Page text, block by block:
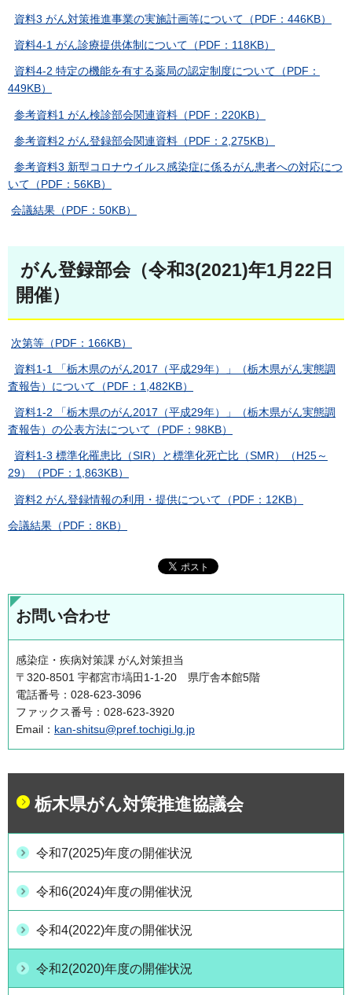
資料3 がん対策推進事業の実施計画等について（PDF：446KB）
資料4-1 がん診療提供体制について（PDF：118KB）
資料4-2 特定の機能を有する薬局の認定制度について（PDF：
449KB）
参考資料1 がん検診部会関連資料（PDF：220KB）
参考資料2 がん登録部会関連資料（PDF：2,275KB）
参考資料3 新型コロナウイルス感染症に係るがん患者への対応につ
いて（PDF：56KB）
会議結果（PDF：50KB）
がん登録部会（令和3(2021)年1月22日
開催）
次第等（PDF：166KB）
資料1-1 「栃木県のがん2017（平成29年）」（栃木県がん実態調
査報告）について（PDF：1,482KB）
資料1-2 「栃木県のがん2017（平成29年）」（栃木県がん実態調
査報告）の公表方法について（PDF：98KB）
資料1-3 標準化罹患比（SIR）と標準化死亡比（SMR）（H25～
29）（PDF：1,863KB）
資料2 がん登録情報の利用・提供について（PDF：12KB）
会議結果（PDF：8KB）
お問い合わせ
感染症・疾病対策課 がん対策担当
〒320-8501 宇都宮市塙田1-1-20 県庁舎本館5階
電話番号：028-623-3096
ファックス番号：028-623-3920
Email： kan-shitsu@pref.tochigi.lg.jp
栃木県がん対策推進協議会
令和7(2025)年度の開催状況
令和6(2024)年度の開催状況
令和4(2022)年度の開催状況
令和2(2020)年度の開催状況